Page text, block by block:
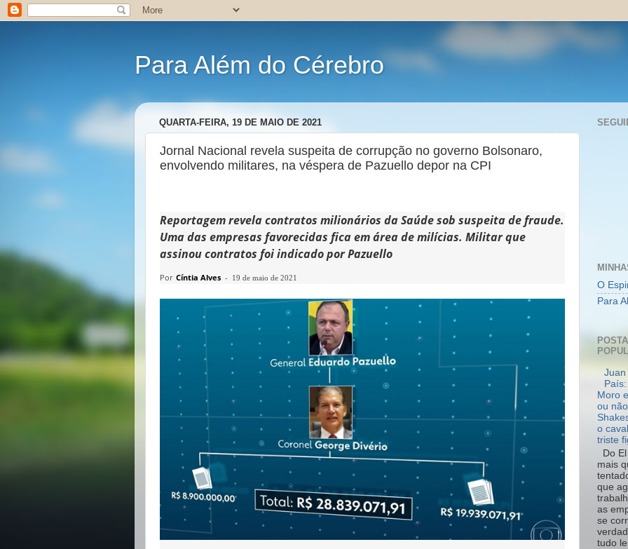
Para Além do Cérebro
QUARTA-FEIRA, 19 DE MAIO DE 2021
Jornal Nacional revela suspeita de corrupção no governo Bolsonaro,
envolvendo militares, na véspera de Pazuello depor na CPI
Reportagem revela contratos milionários da Saúde sob suspeita de fraude.
Uma das empresas favorecidas fica em área de milícias. Militar que
assinou contratos foi indicado por Pazuello
Por Cíntia Alves - 19 de maio de 2021
O
Para
Juan
Moro
ou
o
triste
Do
mais
que
as
se
tudo